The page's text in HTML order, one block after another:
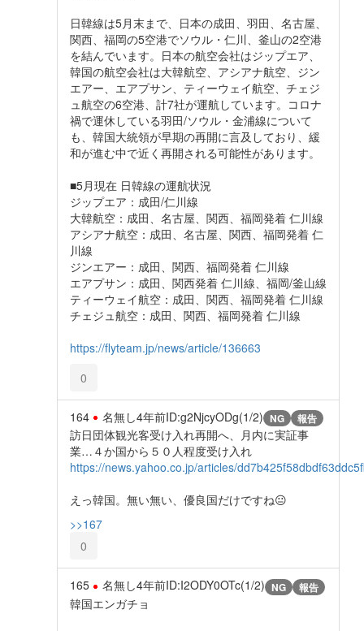
日韓線は5月末まで、日本の成田、羽田、名古屋、
関西、福岡の5空港でソウル・仁川、釜山の2空港
を結んでいます。日本の航空会社はジップエア、
韓国の航空会社は大韓航空、アシアナ航空、ジン
エアー、エアプサン、ティーウェイ航空、チェジ
ュ航空の6空港、計7社が運航しています。コロナ
禍で運休している羽田/ソウル・金浦線について
も、韓国大統領が早期の再開に言及しており、緩
和が進む中で近く再開される可能性があります。
■5月現在 日韓線の運航状況
ジップエア：成田/仁川線
大韓航空：成田、名古屋、関西、福岡発着 仁川線
アシアナ航空：成田、名古屋、関西、福岡発着 仁
川線
ジンエアー：成田、関西、福岡発着 仁川線
エアプサン：成田、関西発着 仁川線、福岡/釜山線
ティーウェイ航空：成田、関西、福岡発着 仁川線
チェジュ航空：成田、関西、福岡発着 仁川線
https://flyteam.jp/news/article/136663
0
164 名無し4年前ID:g2NjcyODg(1/2) NG 報告
訪日団体観光客受け入れ再開へ、月内に実証事
業…４か国から５０人程度受け入れ
https://news.yahoo.co.jp/articles/
えっ韓国。無い無い、優良国だけですね😐
>>167
0
165 名無し4年前ID:I2ODY0OTc(1/2) NG 報告
韓国エンガチョ